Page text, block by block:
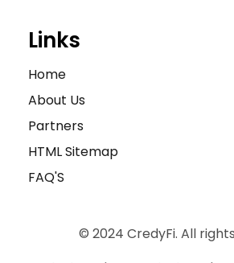
Links
Home
About Us
Partners
HTML Sitemap
FAQ'S
© 2024 CredyFi. All